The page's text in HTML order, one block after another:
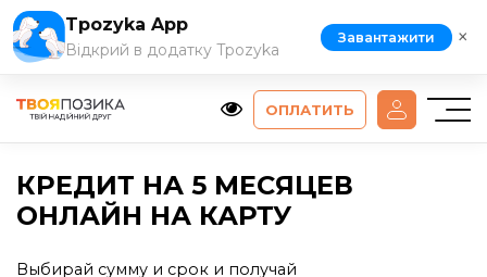
ОПЛАТИТЬ
КРЕДИТ НА 5 МЕСЯЦЕВ
ОНЛАЙН НА КАРТУ
Выбирай сумму и срок и получай
Tpozyka App
Відкрий в додатку Tpozyka
Завантажити ×